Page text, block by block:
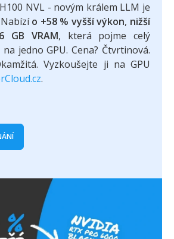
NVL - novým králem LLM je
o +58 % vyšší výkon, nižší
GB VRAM, která pojme celý
jedno GPU. Cena? Čtvrtinová.
Vyzkoušejte ji na GPU
.